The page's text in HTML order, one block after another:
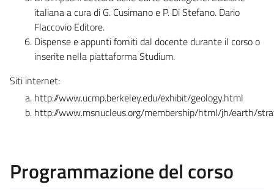
italiana a cura di G. Cusimano e P. Di Stefano. Dario
Flaccovio Editore.
Dispense e appunti forniti dal docente durante il corso o
inserite nella piattaforma Studium.
Siti internet:
http://www.ucmp.berkeley.edu/exhibit/geology.html
http://www.msnucleus.org/membership/html/jh/earth/
Programmazione del corso